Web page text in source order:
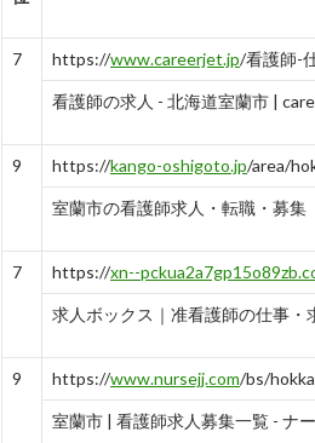
看護師の求人 - 北海道 室蘭市 | ヤ
と検索
- 10→10
7 https://www.careerjet.jp/看護師-
看護師の求人 - 北海道室蘭市 |
9 https://kango-oshigoto.jp/area/
室蘭市の看護師求人・転職・募集
7 https://xn--
求人ボックス｜准看護師の仕事・
9 https://www.nursejj.com/bs/
室蘭市 | 看護師求人募集一覧 - ナ